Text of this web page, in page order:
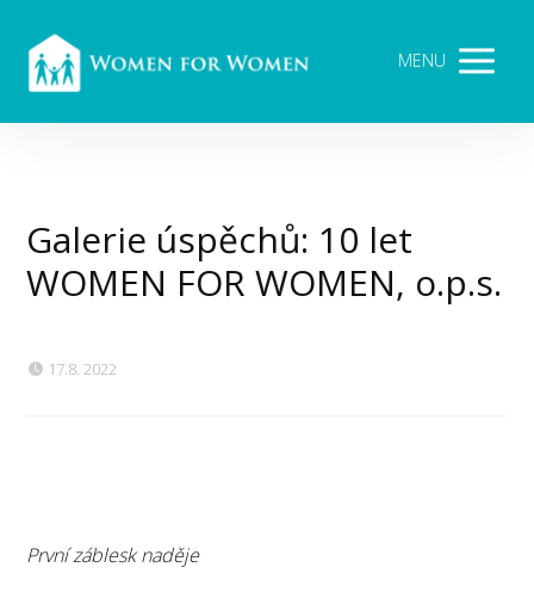
MENU
Galerie úspěchů: 10 let
WOMEN FOR WOMEN, o.p.s.
17.8. 2022
První záblesk naděje